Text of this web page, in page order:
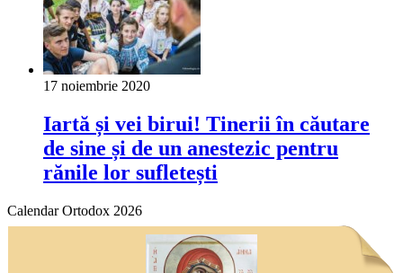
17 noiembrie 2020
Iartă și vei birui! Tinerii în căutare
de sine și de un anestezic pentru
rănile lor sufletești
Calendar Ortodox 2026